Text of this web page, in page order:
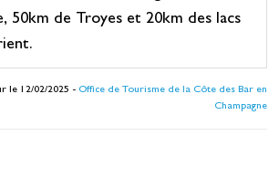
50km de Troyes et 20km des lacs
le 12/02/2025 - Office de Tourisme de la Côte des Bar en
Champagne